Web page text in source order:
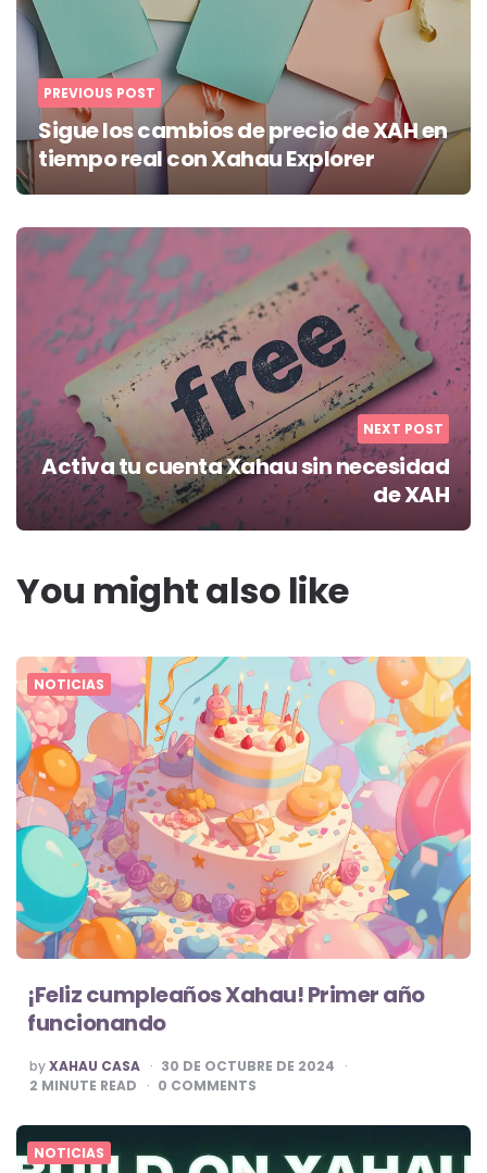
PREVIOUS POST
Sigue los cambios de precio de XAH en
tiempo real con Xahau Explorer
NEXT POST
Activa tu cuenta Xahau sin necesidad
de XAH
You might also like
NOTICIAS
¡Feliz cumpleaños Xahau! Primer año
funcionando
POSTED
BY
byXAHAU CASA
30 DE OCTUBRE DE 2024
2 MINUTE READ 0 COMMENTS
NOTICIAS